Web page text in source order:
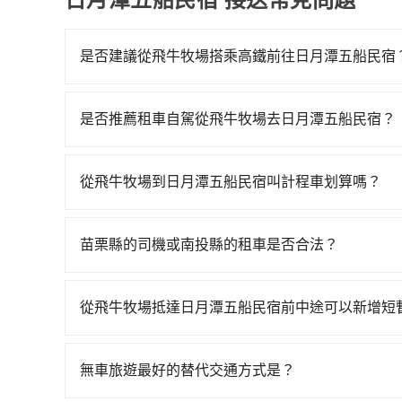
是否建議從飛牛牧場搭乘高鐵前往日月潭五船民宿
一天最多時有30班車次，從最早07:13到23:43，
站，每人票價270元，再用10分鐘出站、等待車
小黃的難度是雙北大城市的200倍。縱使幸運攔到
現在還不馬上來預約tripool！
是否推薦租車自駕從飛牛牧場去日月潭五船民宿？
天就要來回，那在苗栗路邊可隨租隨借的iRent應
用預估進去，但額外的汽車保險與可能的罰單都
理，每一次租車都好像在開樂透一樣。另外，偶
遇到下雨天或者載行李時，就顯得非常不便。
從飛牛牧場到日月潭五船民宿叫計程車划算嗎？
和計程車等叫車看看。依照里程跳錶計算，價格
在的南投縣的計程車更難叫，該縣市僅有約342輛
苗栗縣的司機或南投縣的租車是否合法？
警察臨檢並趕下車，出意外後保險公司更是不會
好辨別叫的車是否合法，就看車牌的開頭，只要不
從飛牛牧場抵達日月潭五船民宿前中途可以新增短
置，前後額外里程數5公里內加收200元。雖然可
無車旅遊最好的替代交通方式是？